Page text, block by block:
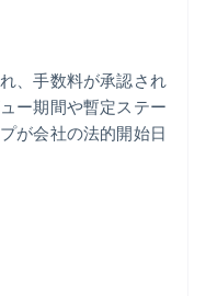
、手数料が承認され
ー期間や暫定ステー
が会社の法的開始日